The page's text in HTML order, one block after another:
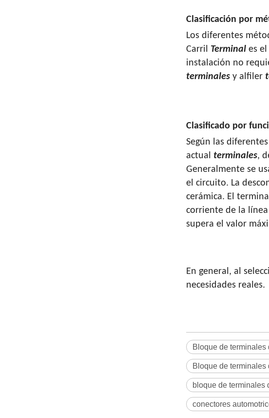
Clasificación por
Los diferentes
Carril Terminal es
instalación no
terminales y alfiler
Clasificado por
Según las
actual terminales,
Generalmente se
el circuito. La
cerámica. El
corriente de la
supera el valor
En general, al
necesidades reales.
Bloque de terminales
Bloque de terminales
bloque de terminales
conectores